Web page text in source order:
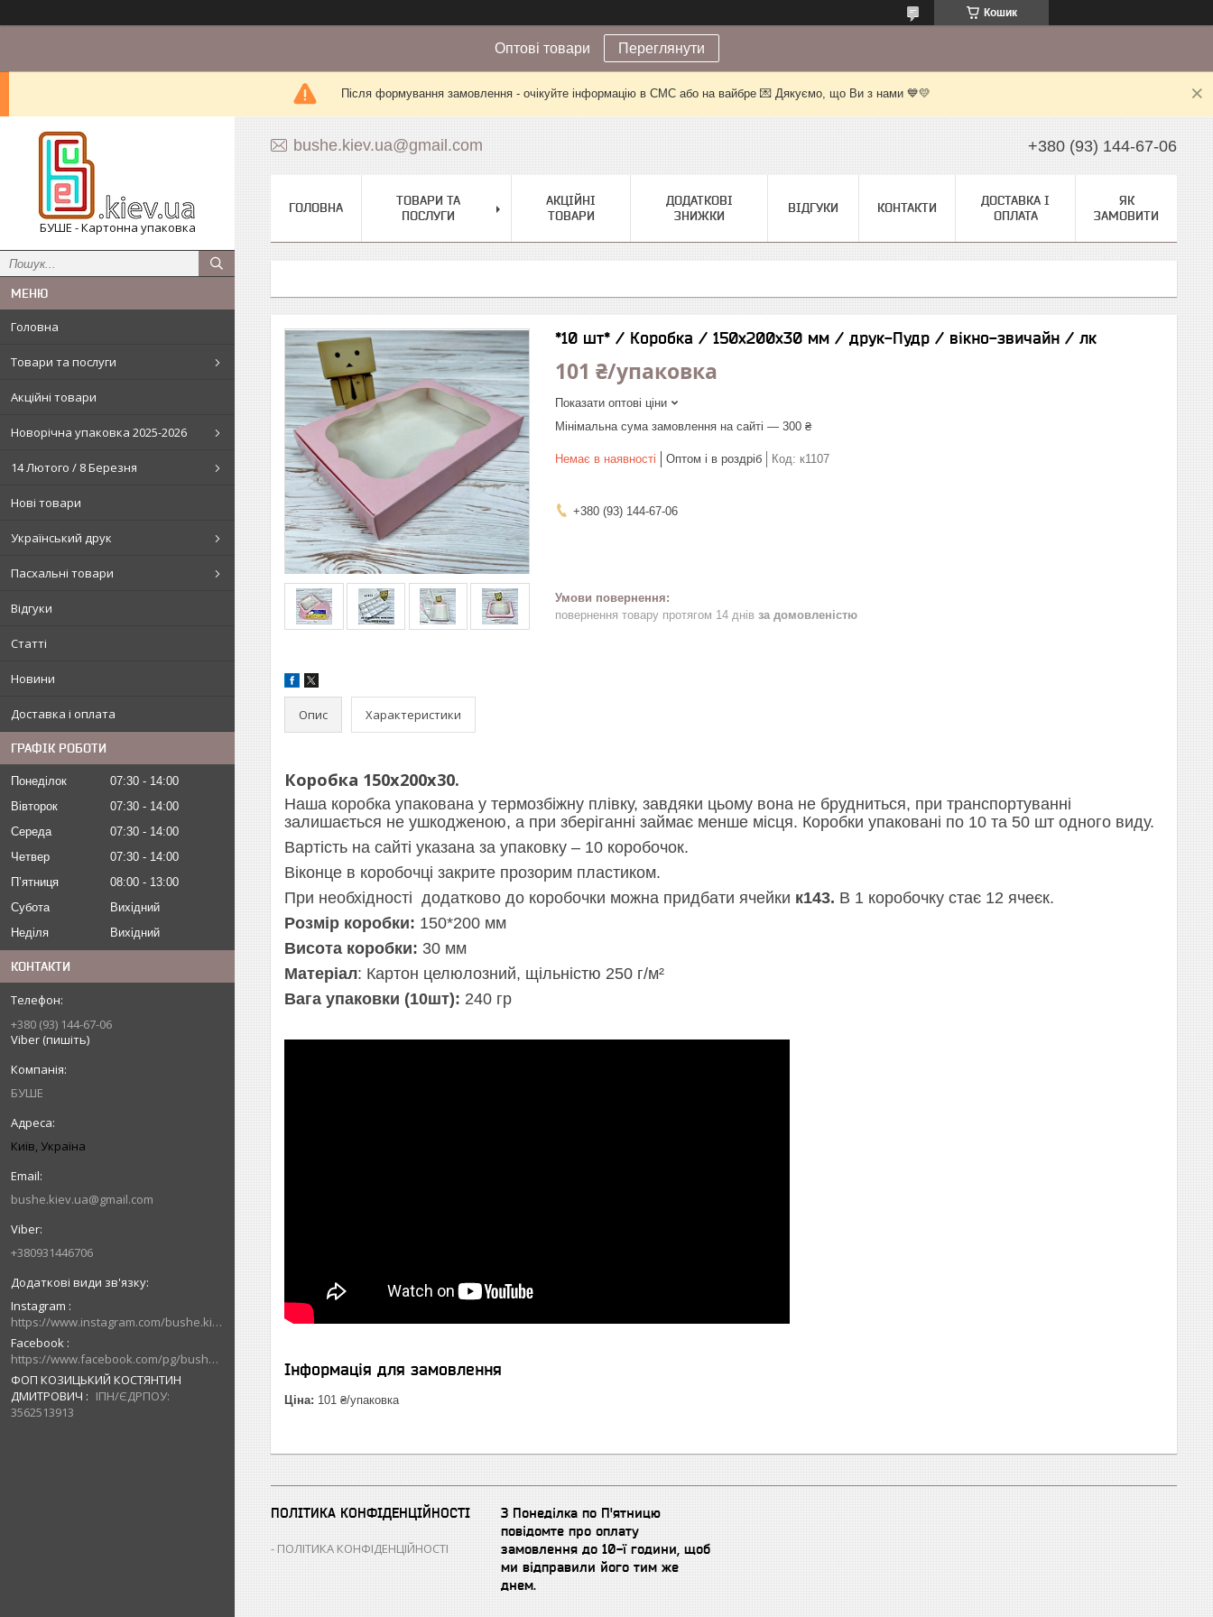
Кошик
Оптові товари Переглянути
Після формування замовлення - очікуйте інформацію в СМС або на вайбре 💌 Дякуємо, що Ви з нами 💙💛
БУШЕ - Картонна упаковка
Головна
Товари та послуги
Акційні товари
Новорічна упаковка 2025-2026
14 Лютого / 8 Березня
Нові товари
Український друк
Пасхальні товари
Відгуки
Статті
Новини
Доставка і оплата
ГРАФІК РОБОТИ
Понеділок 07:30
14:00
Вівторок
07:30
14:00
Середа
07:30
14:00
Четвер
07:30
14:00
Пʼятниця
08:00
13:00
Субота
Вихідний
Неділя
Вихідний
КОНТАКТИ
+380 (93) 144-67-06
Viber (пишіть)
БУШЕ
Київ, Україна
bushe.kiev.ua@gmail.com
+380931446706
Instagram
https://www.instagram.com/bushe.kiev.ua/
Facebook
https://www.facebook.com/pg/bushe.kiev.ua/posts/
ФОП КОЗИЦЬКИЙ КОСТЯНТИН
ДМИТРОВИЧ
ІПН/ЄДРПОУ:
3562513913
bushe.kiev.ua@gmail.com +380 (93) 144-67-06
ГОЛОВНА
ТОВАРИ ТА
ПОСЛУГИ
АКЦІЙНІ
ТОВАРИ
ДОДАТКОВІ
ЗНИЖКИ
ВІДГУКИ КОНТАКТИ
ДОСТАВКА І
ОПЛАТА
ЯК
ЗАМОВИТИ
*10 шт* / Коробка / 150х200х30 мм / друк-Пудр / вікно-звичайн / лк
101 ₴/упаковка
Показати оптові ціни
Мінімальна сума замовлення на сайті — 300 ₴
Немає в наявності Оптом і в роздріб Код: к1107
+380 (93) 144-67-06
повернення товару протягом 14 днів за домовленістю
Опис Характеристики
Коробка 150х200х30.
Наша коробка упакована у термозбіжну плівку, завдяки цьому вона не брудниться, при транспортуванні
залишається не ушкодженою, а при зберіганні займає менше місця. Коробки упаковані по 10 та 50 шт одного виду.
Вартість на сайті указана за упаковку – 10 коробочок.
Віконце в коробочці закрите прозорим пластиком.
При необхідності додатково до коробочки можна придбати ячейки к143. В 1 коробочку стає 12 ячеєк.
Розмір коробки: 150*200 мм
Висота коробки: 30 мм
Матеріал: Картон целюлозний, щільністю 250 г/м²
Вага упаковки (10шт): 240 гр
Інформація для замовлення
Ціна: 101 ₴/упаковка
ПОЛІТИКА КОНФІДЕНЦІЙНОСТІ
ПОЛІТИКА КОНФІДЕНЦІЙНОСТІ
З Понеділка по П'ятницю
повідомте про оплату
замовлення до 10-ї години, щоб
ми відправили його тим же
днем.